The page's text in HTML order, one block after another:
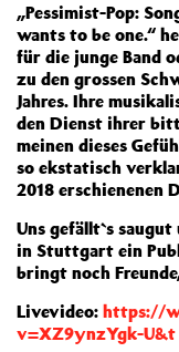
„Pessimist-Pop:
wants to be one.“
für die junge Band
zu den grossen
Jahres. Ihre
den Dienst ihrer
meinen dieses
so ekstatisch
2018 erschienenen
Uns gefällt`s
in Stuttgart ein
bringt noch
Livevideo: https://
v=XZ9ynzYgk-U&t